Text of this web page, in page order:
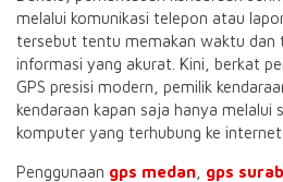
melalui komunikasi telepon atau
tersebut tentu memakan waktu dan
informasi yang akurat. Kini, berkat
GPS presisi modern, pemilik
kendaraan kapan saja hanya melalui
komputer yang terhubung ke internet.
Penggunaan gps medan gps